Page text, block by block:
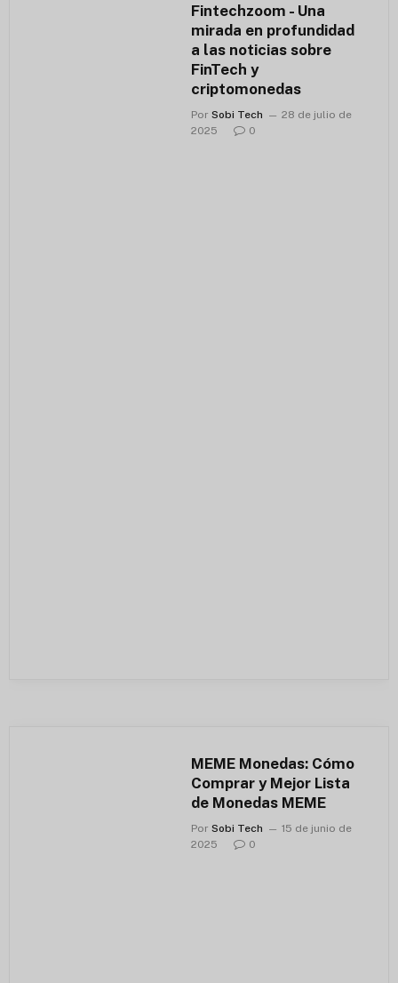
Fintechzoom - Una
mirada en profundidad
a las noticias sobre
FinTech y
criptomonedas
Por Sobi Tech
28 de julio de
2025
0
MEME Monedas: Cómo
Comprar y Mejor Lista
de Monedas MEME
Por Sobi Tech
15 de junio de
2025
0